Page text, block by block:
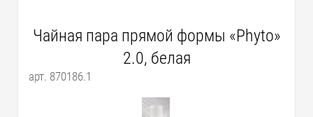
Чайная пара прямой формы «Phyto»
2.0, белая
арт. 870186.1